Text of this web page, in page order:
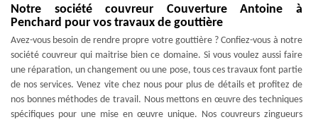
Notre société couvreur Couverture Antoine à
Penchard pour vos travaux de gouttière
Avez-vous besoin de rendre propre votre gouttière ? Confiez-vous à notre
société couvreur qui maitrise bien ce domaine. Si vous voulez aussi faire
une réparation, un changement ou une pose, tous ces travaux font partie
de nos services. Venez vite chez nous pour plus de détails et profitez de
nos bonnes méthodes de travail. Nous mettons en œuvre des techniques
spécifiques pour une mise en œuvre unique. Nos couvreurs zingueurs